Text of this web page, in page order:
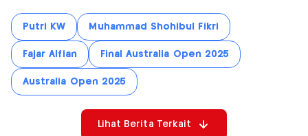
Putri KW Muhammad Shohibul Fikri
Fajar Alfian Final Australia Open 2025
Australia Open 2025
Lihat Berita Terkait